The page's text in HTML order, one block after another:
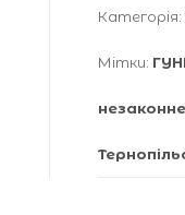
Категорія:
Мітки: